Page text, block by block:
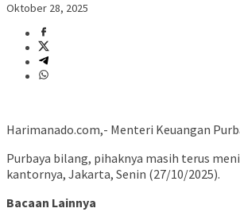
Oktober 28, 2025
Harimanado.com,- Menteri Keuangan
Purbaya bilang, pihaknya masih terus
kantornya, Jakarta, Senin (27/10/2025).
Bacaan Lainnya